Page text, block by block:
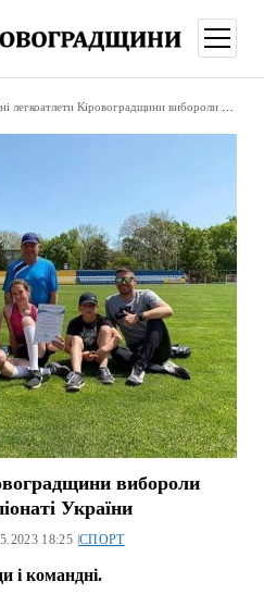
меню
Кіровоградщини вибороли гідні нагороди на чемпіонаті України
вибороли
України
18:25 | СПОРТ
і командні.